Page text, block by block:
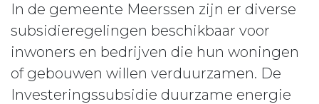
In de gemeente Meerssen zijn er diverse
subsidieregelingen beschikbaar voor
inwoners en bedrijven die hun woningen
of gebouwen willen verduurzamen. De
Investeringssubsidie duurzame energie